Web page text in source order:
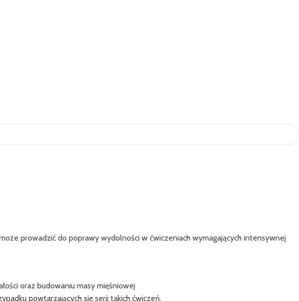
prowadzić do poprawy wydolności w ćwiczeniach wymagających intensywnej
oraz budowaniu masy mięśniowej
powtarzających się serii takich ćwiczeń.